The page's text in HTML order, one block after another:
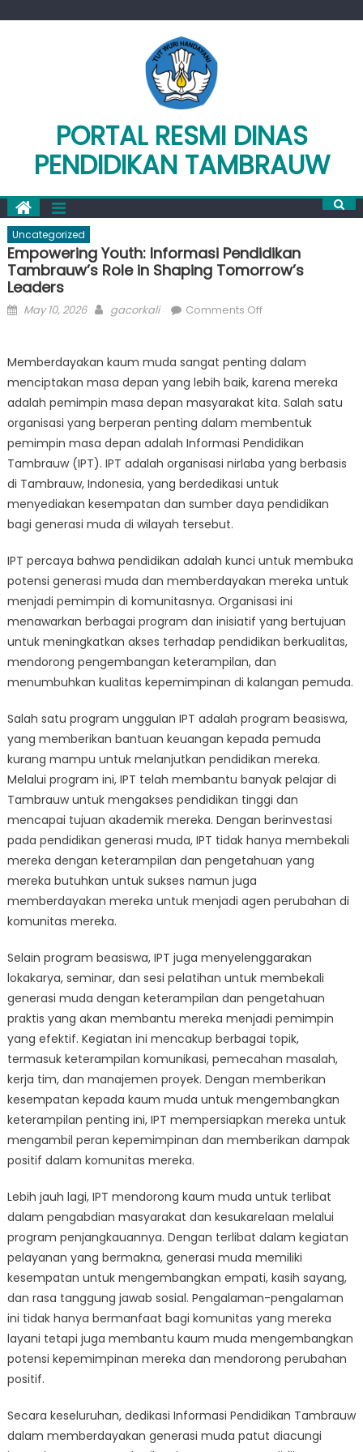
PORTAL RESMI DINAS
PENDIDIKAN TAMBRAUW
Uncategorized
Empowering Youth: Informasi Pendidikan
Tambrauw’s Role in Shaping Tomorrow’s
Leaders
Posted
May 10, 2026 Author
gacorkali Comments Offon
Informasi
Pendidikan
Tambrauw’s
Role
in
Shaping
Tomorrow’s
Memberdayakan kaum muda sangat penting dalam
menciptakan masa depan yang lebih baik, karena mereka
adalah pemimpin masa depan masyarakat kita. Salah satu
organisasi yang berperan penting dalam membentuk
pemimpin masa depan adalah Informasi Pendidikan
Tambrauw (IPT). IPT adalah organisasi nirlaba yang berbasis
di Tambrauw, Indonesia, yang berdedikasi untuk
menyediakan kesempatan dan sumber daya pendidikan
bagi generasi muda di wilayah tersebut.
IPT percaya bahwa pendidikan adalah kunci untuk membuka
potensi generasi muda dan memberdayakan mereka untuk
menjadi pemimpin di komunitasnya. Organisasi ini
menawarkan berbagai program dan inisiatif yang bertujuan
untuk meningkatkan akses terhadap pendidikan berkualitas,
mendorong pengembangan keterampilan, dan
menumbuhkan kualitas kepemimpinan di kalangan pemuda.
Salah satu program unggulan IPT adalah program beasiswa,
yang memberikan bantuan keuangan kepada pemuda
kurang mampu untuk melanjutkan pendidikan mereka.
Melalui program ini, IPT telah membantu banyak pelajar di
Tambrauw untuk mengakses pendidikan tinggi dan
mencapai tujuan akademik mereka. Dengan berinvestasi
pada pendidikan generasi muda, IPT tidak hanya membekali
mereka dengan keterampilan dan pengetahuan yang
mereka butuhkan untuk sukses namun juga
memberdayakan mereka untuk menjadi agen perubahan di
komunitas mereka.
Selain program beasiswa, IPT juga menyelenggarakan
lokakarya, seminar, dan sesi pelatihan untuk membekali
generasi muda dengan keterampilan dan pengetahuan
praktis yang akan membantu mereka menjadi pemimpin
yang efektif. Kegiatan ini mencakup berbagai topik,
termasuk keterampilan komunikasi, pemecahan masalah,
kerja tim, dan manajemen proyek. Dengan memberikan
kesempatan kepada kaum muda untuk mengembangkan
keterampilan penting ini, IPT mempersiapkan mereka untuk
mengambil peran kepemimpinan dan memberikan dampak
positif dalam komunitas mereka.
Lebih jauh lagi, IPT mendorong kaum muda untuk terlibat
dalam pengabdian masyarakat dan kesukarelaan melalui
program penjangkauannya. Dengan terlibat dalam kegiatan
pelayanan yang bermakna, generasi muda memiliki
kesempatan untuk mengembangkan empati, kasih sayang,
dan rasa tanggung jawab sosial. Pengalaman-pengalaman
ini tidak hanya bermanfaat bagi komunitas yang mereka
layani tetapi juga membantu kaum muda mengembangkan
potensi kepemimpinan mereka dan mendorong perubahan
positif.
Secara keseluruhan, dedikasi Informasi Pendidikan Tambrauw
dalam memberdayakan generasi muda patut diacungi